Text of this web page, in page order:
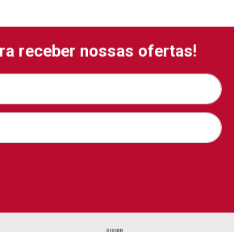
receber nossas ofertas!